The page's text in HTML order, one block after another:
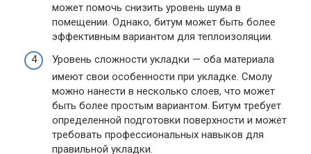
может помочь снизить уровень шума в
помещении. Однако, битум может быть более
эффективным вариантом для теплоизоляции.
Уровень сложности укладки — оба материала
имеют свои особенности при укладке. Смолу
можно нанести в несколько слоев, что может
быть более простым вариантом. Битум требует
определенной подготовки поверхности и может
требовать профессиональных навыков для
правильной укладки.